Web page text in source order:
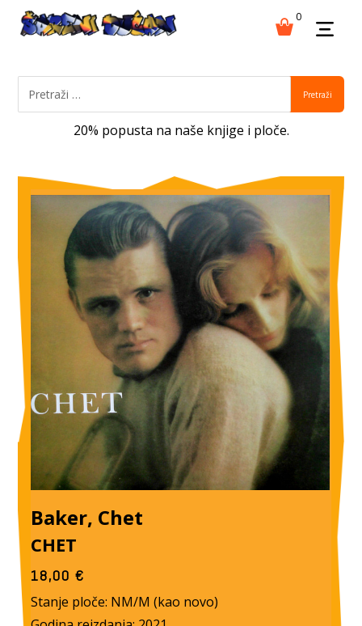
0
Pretraži
20% popusta na naše knjige i ploče.
Baker, Chet
CHET
18,00€
Stanje ploče: NM/M (kao novo)